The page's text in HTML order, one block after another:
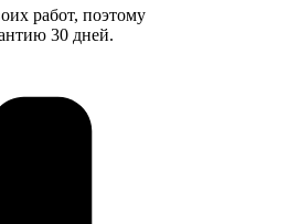
работ, поэтому
30 дней.